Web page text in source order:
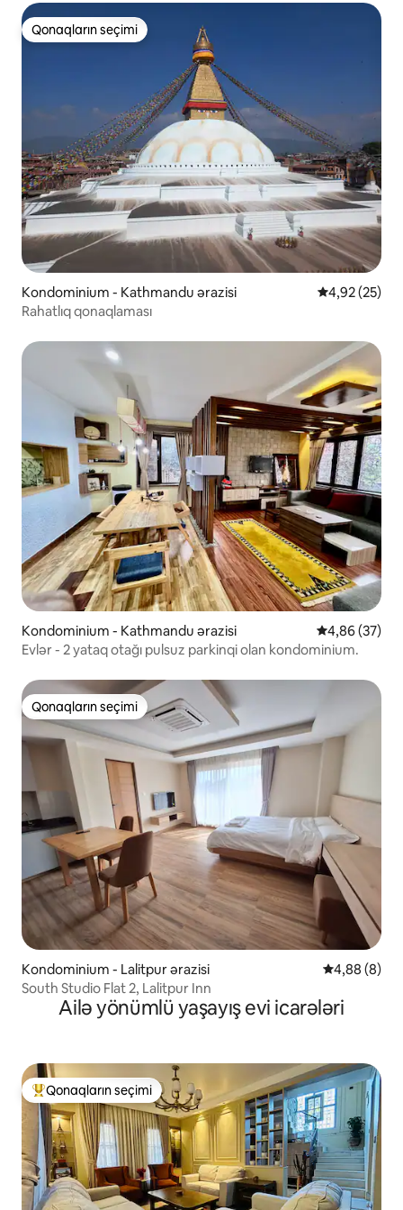
Qonaqların seçimi
Qonaqların seçimi
Kondominium - Kathmandu ərazisi Ortalama
4,92 (25)
Rahatlıq qonaqlaması
Kondominium - Kathmandu ərazisi Ortalama
4,86 (37)
Evlər - 2 yataq otağı pulsuz parkinqi olan kondominium.
Qonaqların seçimi
Qonaqların seçimi
Kondominium - Lalitpur ərazisi Ortalama
4,88 (8)
South Studio Flat 2, Lalitpur Inn
Ailə yönümlü yaşayış evi icarələri
Populyar "Qonaqların seçimi"
Qonaqların seçimi